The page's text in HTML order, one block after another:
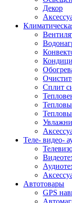
Декор
Сплит
Теле- видео-
Автотовары
GPS